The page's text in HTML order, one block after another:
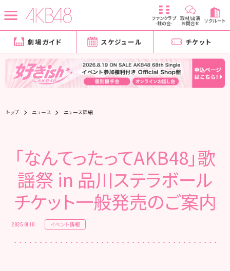
ファンクラブ
-柱の会-
取材/出演
お問合せ リクルート
劇場ガイド スケジュール チケット
トップ ニュース ニュース詳細
「なんてったってAKB48」歌
謡祭 in 品川ステラボール
チケット一般発売のご案内
2025.01.10 イベント情報